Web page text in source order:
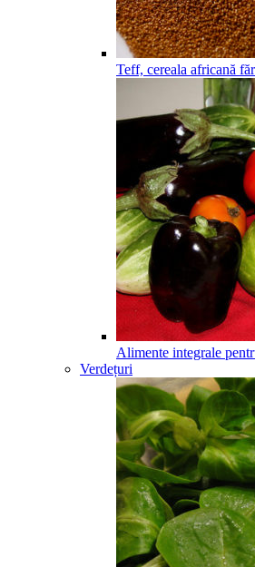
Teff, cereala africană
Alimente integrale
Verdețuri